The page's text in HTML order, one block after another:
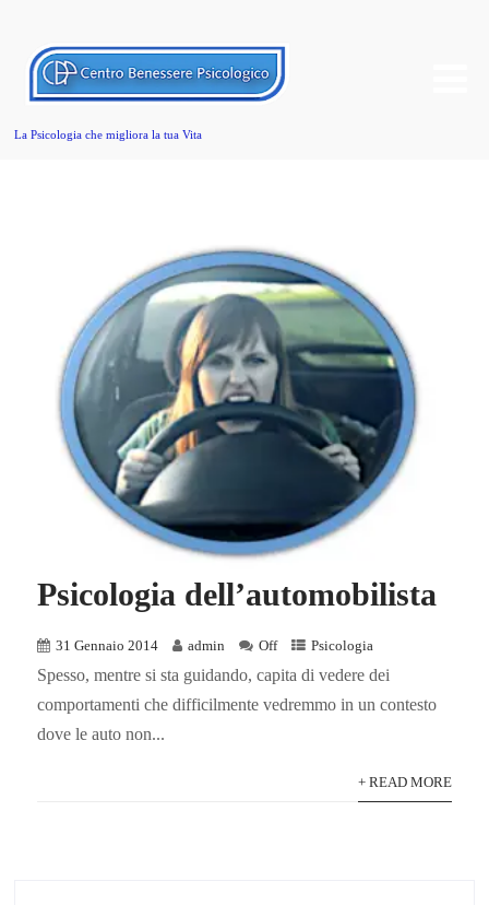
La Psicologia che migliora la tua Vita
Psicologia dell’automobilista
31 Gennaio 2014 admin Off Psicologia
Spesso, mentre si sta guidando, capita di vedere dei
comportamenti che difficilmente vedremmo in un contesto
dove le auto non...
+ READ MORE